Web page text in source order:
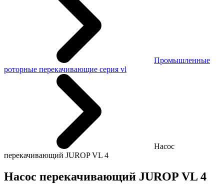
Промышленные
роторные перекачивающие серия vl
Насос
перекачивающий JUROP VL 4
Насос перекачивающий JUROP VL 4